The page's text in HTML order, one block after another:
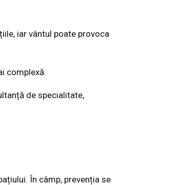
iar vântul poate provoca
complexă.
de specialitate,
În câmp, prevenția se